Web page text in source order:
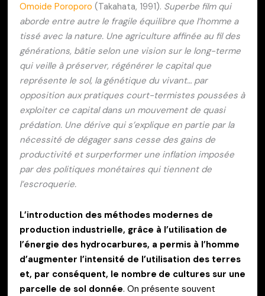
Omoide Poroporo (Takahata, 1991). Superbe film qui
aborde entre autre le fragile équilibre que l’homme a
tissé avec la nature. Une agriculture affinée au fil des
générations, bâtie selon une vision sur le long-terme
qui veille à préserver, régénérer le capital que
représente le sol, la génétique du vivant… par
opposition aux pratiques court-termistes poussées à
exploiter ce capital dans un mouvement de quasi
prédation. Une dérive qui s’explique en partie par la
nécessité de dégager sans cesse des gains de
productivité et surperformer une inflation imposée
par des politiques monétaires qui tiennent de
l’escroquerie.
L’introduction des méthodes modernes de
production industrielle, grâce à l’utilisation de
l’énergie des hydrocarbures, a permis à l’homme
d’augmenter l’intensité de l’utilisation des terres
et, par conséquent, le nombre de cultures sur une
parcelle de sol donnée. On présente souvent